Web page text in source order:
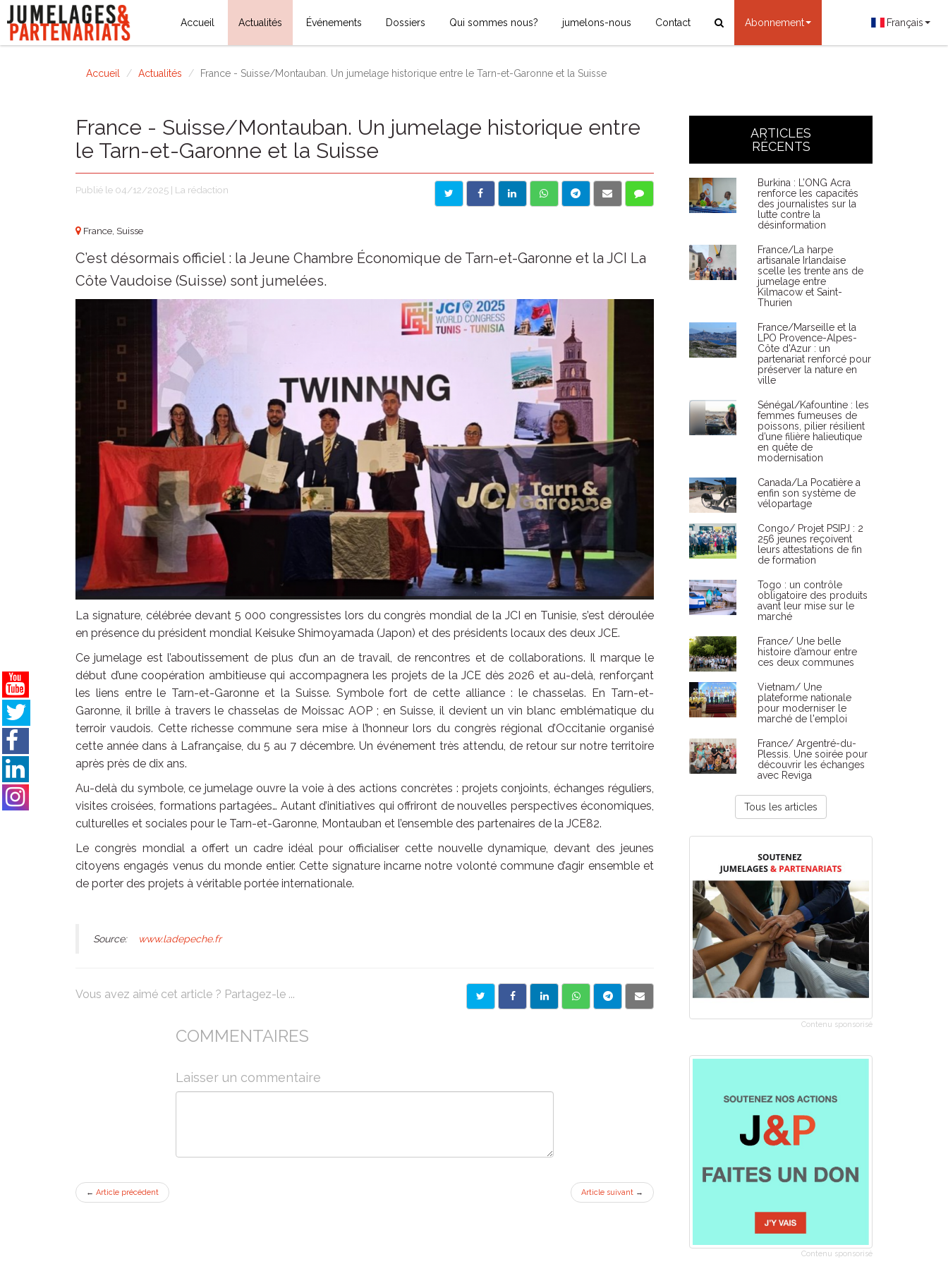
Accueil Actualités Événements Dossiers Qui sommes nous? jumelons-nous Contact Abonnement Français
Accueil Actualités France - Suisse/Montauban. Un jumelage historique entre le Tarn-et-Garonne et la Suisse
France - Suisse/Montauban. Un jumelage historique entre
le Tarn-et-Garonne et la Suisse
Publié le 04/12/2025 | La rédaction
France, Suisse
C’est désormais officiel : la Jeune Chambre Économique de Tarn-et-Garonne et la JCI La
Côte Vaudoise (Suisse) sont jumelées.
La signature, célébrée devant 5 000 congressistes lors du congrès mondial de la JCI en Tunisie, s’est déroulée
en présence du président mondial Keisuke Shimoyamada (Japon) et des présidents locaux des deux JCE.
Ce jumelage est l’aboutissement de plus d’un an de travail, de rencontres et de collaborations. Il marque le
début d’une coopération ambitieuse qui accompagnera les projets de la JCE dès 2026 et au-delà, renforçant
les liens entre le Tarn-et-Garonne et la Suisse. Symbole fort de cette alliance : le chasselas. En Tarn-et-
Garonne, il brille à travers le chasselas de Moissac AOP ; en Suisse, il devient un vin blanc emblématique du
terroir vaudois. Cette richesse commune sera mise à l’honneur lors du congrès régional d’Occitanie organisé
cette année dans à Lafrançaise, du 5 au 7 décembre. Un événement très attendu, de retour sur notre territoire
après près de dix ans.
Au-delà du symbole, ce jumelage ouvre la voie à des actions concrètes : projets conjoints, échanges réguliers,
visites croisées, formations partagées… Autant d’initiatives qui offriront de nouvelles perspectives économiques,
culturelles et sociales pour le Tarn-et-Garonne, Montauban et l’ensemble des partenaires de la JCE82.
Le congrès mondial a offert un cadre idéal pour officialiser cette nouvelle dynamique, devant des jeunes
citoyens engagés venus du monde entier. Cette signature incarne notre volonté commune d’agir ensemble et
de porter des projets à véritable portée internationale.
Source: www.ladepeche.fr
Vous avez aimé cet article ? Partagez-le ...
COMMENTAIRES
Laisser un commentaire
← Article précédent Article suivant →
ARTICLES
RÉCENTS
Burkina : L’ONG Acra
renforce les capacités
des journalistes sur la
lutte contre la
désinformation
France/La harpe
artisanale Irlandaise
scelle les trente ans de
jumelage entre
Kilmacow et Saint-
Thurien
France/Marseille et la
LPO Provence-Alpes-
Côte d'Azur : un
partenariat renforcé pour
préserver la nature en
ville
Sénégal/Kafountine : les
femmes fumeuses de
poissons, pilier résilient
d’une filière halieutique
en quête de
modernisation
Canada/La Pocatière a
enfin son système de
vélopartage
Congo/ Projet PSIPJ : 2
256 jeunes reçoivent
leurs attestations de fin
de formation
Togo : un contrôle
obligatoire des produits
avant leur mise sur le
marché
France/ Une belle
histoire d’amour entre
ces deux communes
Vietnam/ Une
plateforme nationale
pour moderniser le
marché de l'emploi
France/ Argentré-du-
Plessis. Une soirée pour
découvrir les échanges
avec Reviga
Tous les articles
Contenu sponsorisé
Contenu sponsorisé